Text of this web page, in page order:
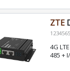
ZTE
4G
485 +